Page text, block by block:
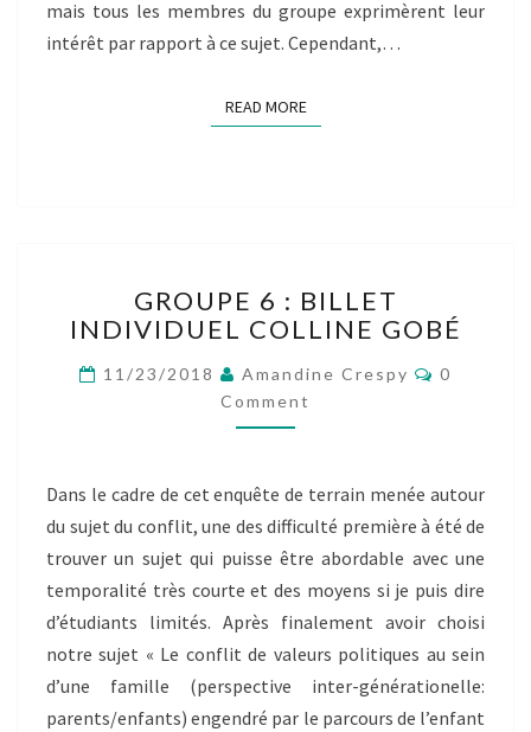
mais tous les membres du groupe exprimèrent leur
intérêt par rapport à ce sujet. Cependant,…
READ MOREREAD MORE
6
:
INDIVIDUEL
COLLINE
GOBÉ
GROUPE 6 : BILLET
INDIVIDUEL COLLINE GOBÉ
11/23/2018 Amandine Crespy
0
Comment
Dans le cadre de cet enquête de terrain menée autour
du sujet du conflit, une des difficulté première à été de
trouver un sujet qui puisse être abordable avec une
temporalité très courte et des moyens si je puis dire
d’étudiants limités. Après finalement avoir choisi
notre sujet « Le conflit de valeurs politiques au sein
d’une famille (perspective inter-générationelle:
parents/enfants) engendré par le parcours de l’enfant